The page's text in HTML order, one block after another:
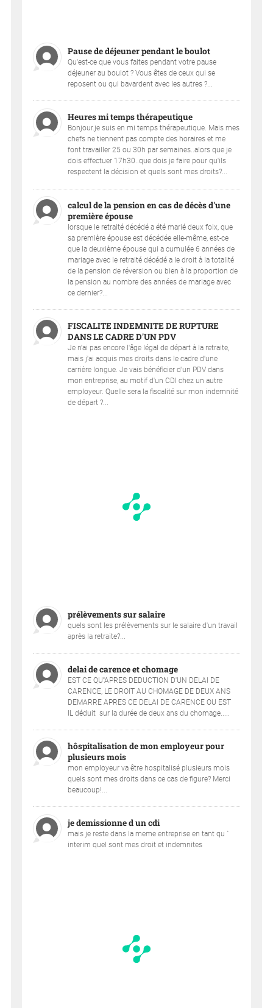
Pause de déjeuner pendant le boulot
Qu'est-ce que vous faites pendant votre pause
déjeuner au boulot ? Vous êtes de ceux qui se
reposent ou qui bavardent avec les autres ?...
Heures mi temps thérapeutique
Bonjour.je suis en mi temps thérapeutique. Mais mes
chefs ne tiennent pas compte des horaires et me
font travailler 25 ou 30h par semaines..alors que je
dois effectuer 17h30..que dois je faire pour qu'ils
respectent la décision et quels sont mes droits?...
calcul de la pension en cas de décès d'une
première épouse
lorsque le retraité décédé a été marié deux foix, que
sa première épouse est décédée elle-même, est-ce
que la deuxième épouse qui a cumulée 6 années de
mariage avec le retraité décédé a le droit à la totalité
de la pension de réversion ou bien à la proportion de
la pension au nombre des années de mariage avec
ce dernier?...
FISCALITE INDEMNITE DE RUPTURE
DANS LE CADRE D'UN PDV
Je n'ai pas encore l'âge légal de départ à la retraite,
mais j'ai acquis mes droits dans le cadre d'une
carrière longue. Je vais bénéficier d'un PDV dans
mon entreprise, au motif d'un CDI chez un autre
employeur. Quelle sera la fiscalité sur mon indemnité
de départ ?...
prélèvements sur salaire
quels sont les prélèvements sur le salaire d'un travail
après la retraite?...
delai de carence et chomage
EST CE QU''APRES DEDUCTION D'UN DELAI DE
CARENCE, LE DROIT AU CHOMAGE DE DEUX ANS
DEMARRE APRES CE DELAI DE CARENCE OU EST
IL déduit sur la durée de deux ans du chomage.....
hôspitalisation de mon employeur pour
plusieurs mois
mon employeur va être hospitalisé plusieurs mois
quels sont mes droits dans ce cas de figure? Merci
beaucoup!...
je demissionne d un cdi
mais je reste dans la meme entreprise en tant qu `
interim quel sont mes droit et indemnites